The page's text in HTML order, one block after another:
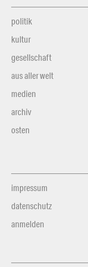
politik
kultur
gesellschaft
aus aller welt
medien
archiv
osten
impressum
datenschutz
anmelden